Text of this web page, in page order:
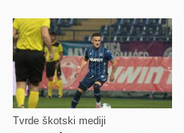
Tvrde škotski mediji